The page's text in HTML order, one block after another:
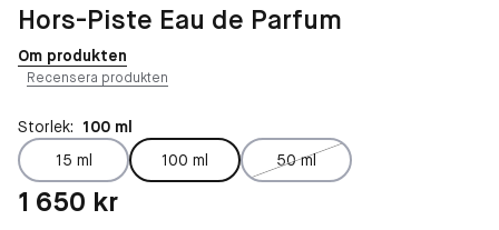
Hors-Piste Eau de Parfum
Om produkten
Recensera produkten
Storlek: 100 ml
15 ml
100 ml
50 ml
Pris: 1 650 kr
1 650 kr